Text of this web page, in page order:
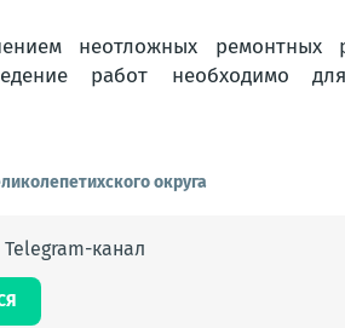
неотложных
работ необходимо
округа
канал